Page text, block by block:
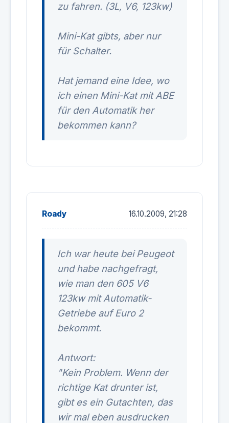
zu fahren. (3L, V6, 123kw)
Mini-Kat gibts, aber nur
für Schalter.
Hat jemand eine Idee, wo
ich einen Mini-Kat mit ABE
für den Automatik her
bekommen kann?
Roady 16.10.2009, 21:28
Ich war heute bei Peugeot
und habe nachgefragt,
wie man den 605 V6
123kw mit Automatik-
Getriebe auf Euro 2
bekommt.
Antwort:
"Kein Problem. Wenn der
richtige Kat drunter ist,
gibt es ein Gutachten, das
wir mal eben ausdrucken